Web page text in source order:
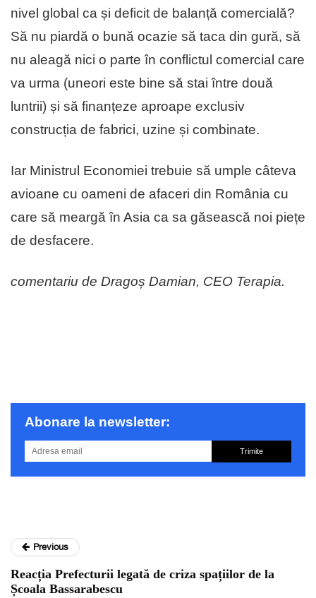
nivel global ca și deficit de balanță comercială?
Să nu piardă o bună ocazie să taca din gură, să
nu aleagă nici o parte în conflictul comercial care
va urma (uneori este bine să stai între două
luntrii) și să finanțeze aproape exclusiv
construcția de fabrici, uzine și combinate.
Iar Ministrul Economiei trebuie să umple câteva
avioane cu oameni de afaceri din România cu
care să meargă în Asia ca sa găsească noi piețe
de desfacere.
comentariu de Dragoș Damian, CEO Terapia.
Abonare la newsletter:
Trimite
Previous
Reacția Prefecturii legată de criza spațiilor de la
Școala Bassarabescu